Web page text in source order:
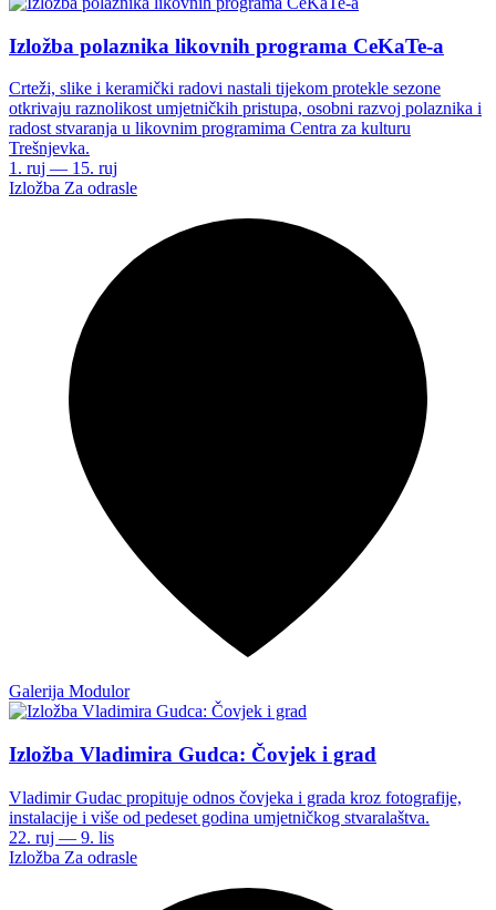
Izložba polaznika likovnih programa CeKaTe-a
Crteži, slike i keramički radovi nastali tijekom protekle sezone
otkrivaju raznolikost umjetničkih pristupa, osobni razvoj polaznika i
radost stvaranja u likovnim programima Centra za kulturu
Trešnjevka.
1. ruj — 15. ruj
Izložba Za odrasle
Galerija Modulor
Izložba Vladimira Gudca: Čovjek i grad
Vladimir Gudac propituje odnos čovjeka i grada kroz fotografije,
instalacije i više od pedeset godina umjetničkog stvaralaštva.
22. ruj — 9. lis
Izložba Za odrasle